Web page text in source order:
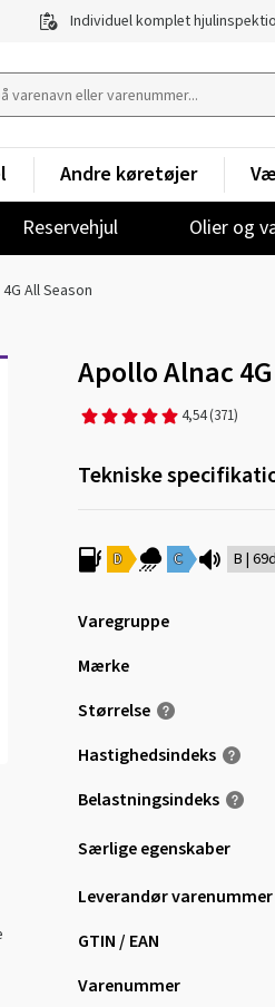
Individuel komplet
Reservehjul Olier og
Andre køretøjer
All Season
Apollo Alnac
4,54 (371)
Tekniske
D C B |
Varegruppe
Mærke
Størrelse
Hastighedsindeks
Belastningsindeks
Særlige egenskaber
Leverandør varenummer
GTIN / EAN
Varenummer